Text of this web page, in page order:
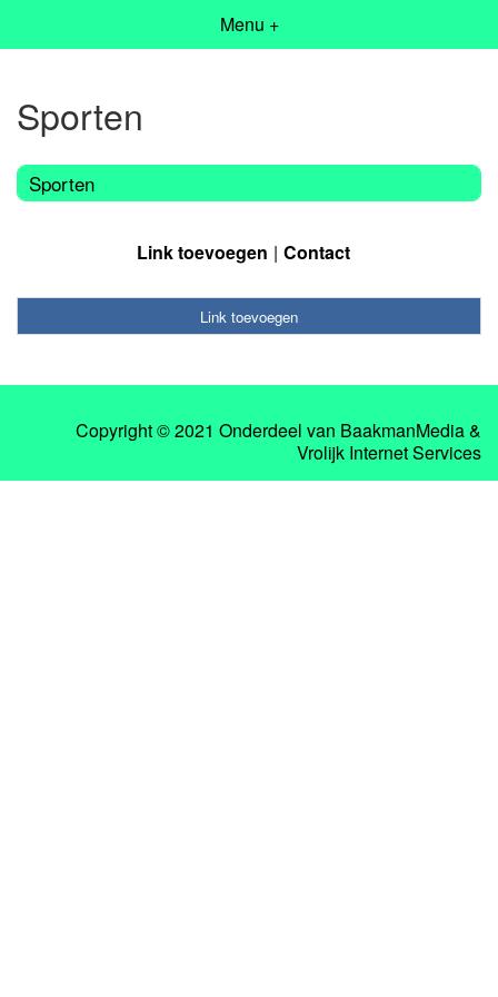
Menu +
Sporten
Sporten
Link toevoegen Contact
Link toevoegen
Copyright © 2021 Onderdeel van BaakmanMedia&
Vrolijk Internet Services